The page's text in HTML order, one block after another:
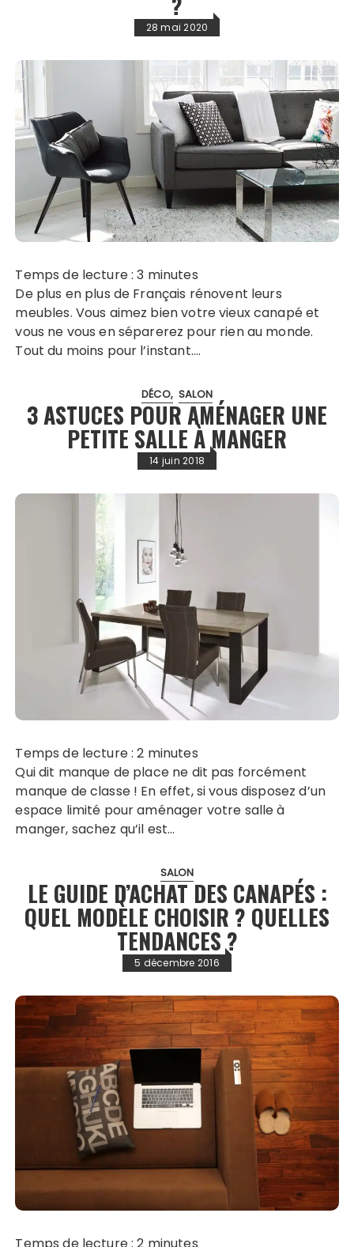
28 mai 2020
Temps de lecture :3 minutes
De plus en plus de Français rénovent leurs
meubles. Vous aimez bien votre vieux canapé et
vous ne vous en séparerez pour rien au monde.
Tout du moins pour l’instant….
DÉCO SALON
3 ASTUCES POUR AMÉNAGER UNE
PETITE SALLE À MANGER
14 juin 2018
Temps de lecture :2 minutes
Qui dit manque de place ne dit pas forcément
manque de classe ! En effet, si vous disposez d’un
espace limité pour aménager votre salle à
manger, sachez qu’il est…
SALON
LE GUIDE D’ACHAT DES CANAPÉS :
QUEL MODÈLE CHOISIR ? QUELLES
TENDANCES ?
5 décembre 2016